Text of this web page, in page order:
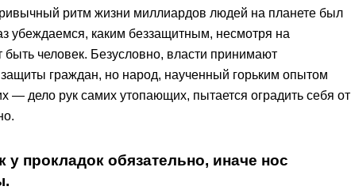
ритм жизни миллиардов людей на планете был
убеждаемся, каким беззащитным, несмотря на
быть человек. Безусловно, власти принимают
граждан, но народ, наученный горьким опытом
— дело рук самих утопающих, пытается оградить себя от
прокладок обязательно, иначе нос